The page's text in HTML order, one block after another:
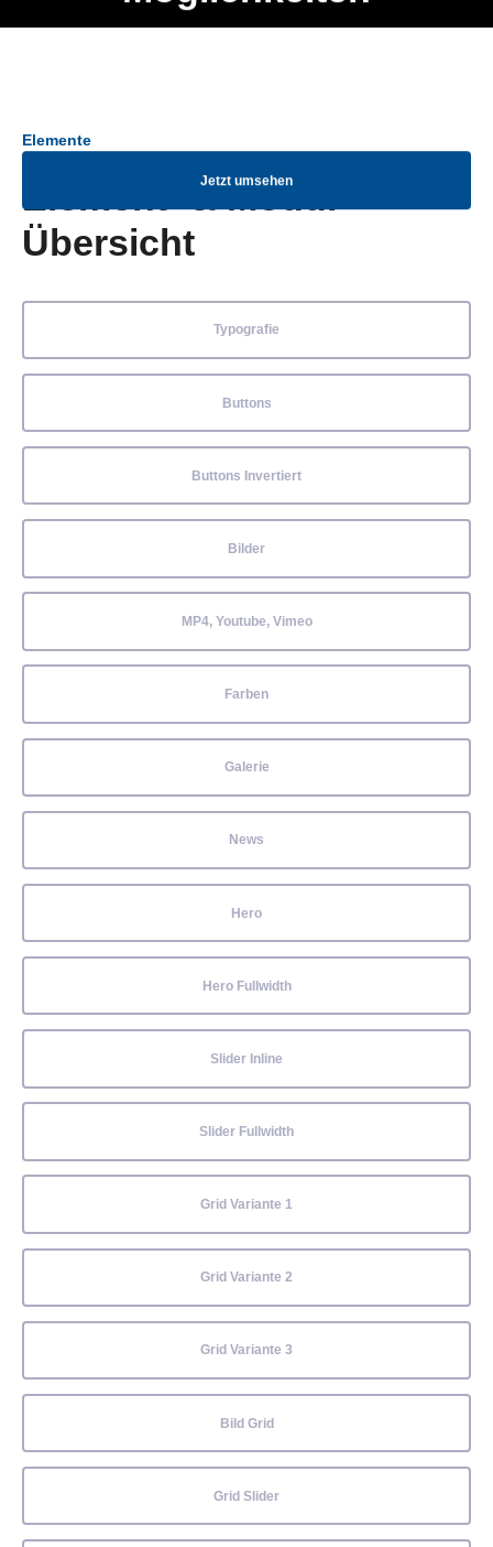
Jetzt umsehen
Elemente
Element- & Modul-
Übersicht
Typografie
Buttons
Buttons Invertiert
Bilder
MP4, Youtube, Vimeo
Farben
Galerie
News
Hero
Hero Fullwidth
Slider Inline
Slider Fullwidth
Grid Variante 1
Grid Variante 2
Grid Variante 3
Bild Grid
Grid Slider